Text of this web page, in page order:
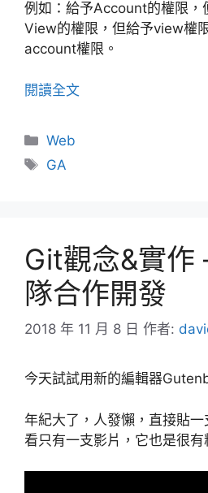
例如：給予Account的權限，
View的權限，但給予view權
account權限。
閱讀全文
分
類
Web
標
GA
Git觀念&實作
隊合作開發
2018 年 11 月 8 日 作者:
今天試試用新的編輯器
年紀大了，人發懶，直接貼
看只有一支影片，它也是很有